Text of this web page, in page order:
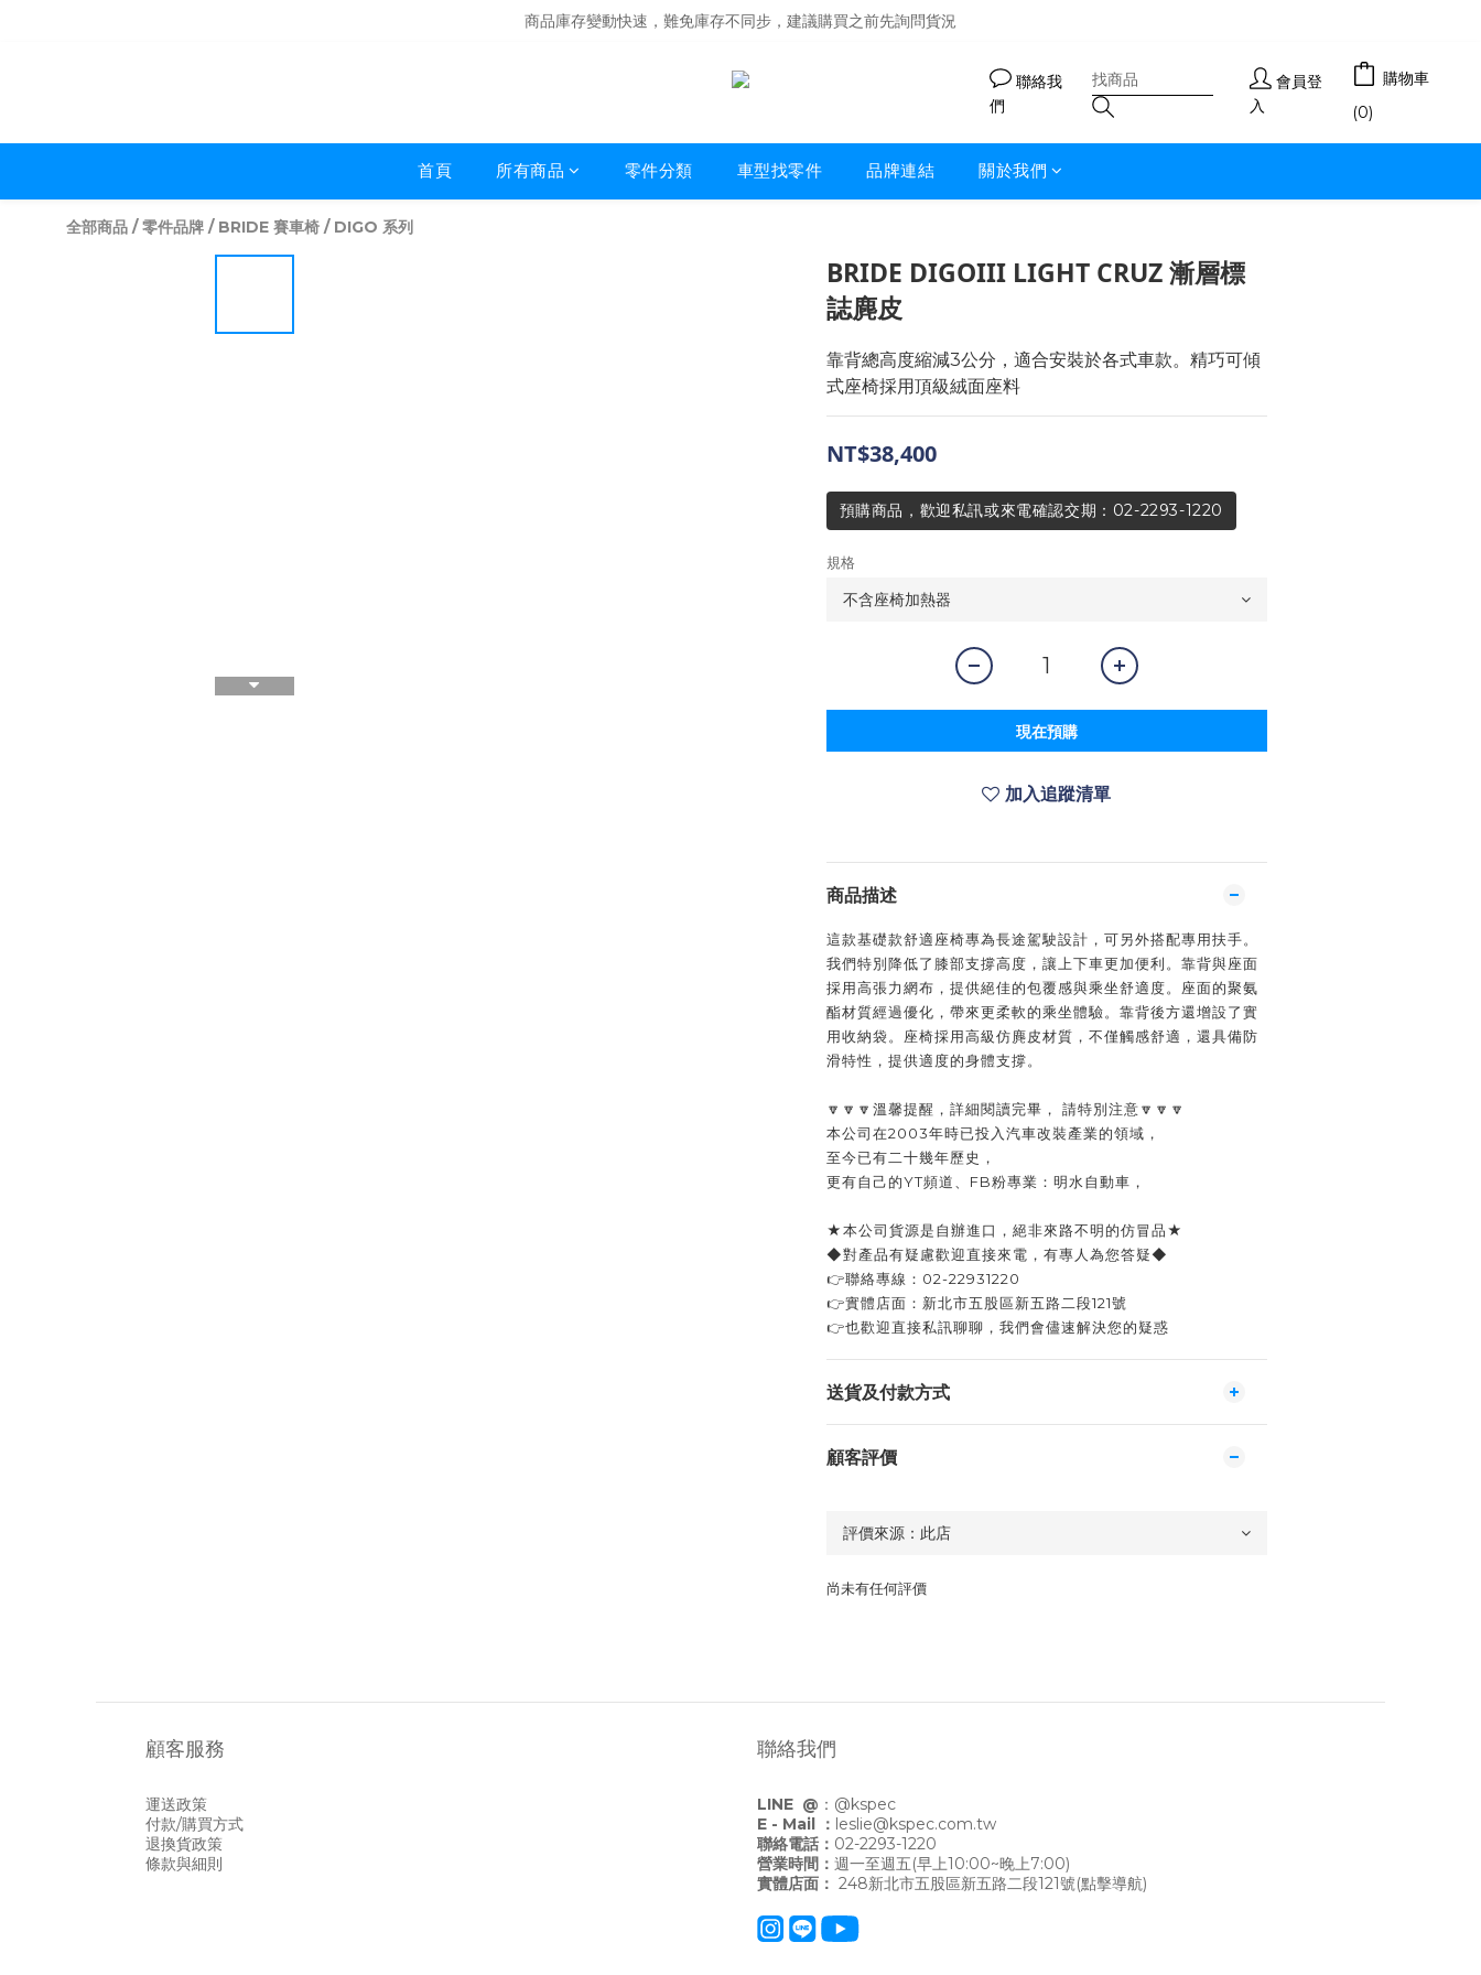
商品庫存變動快速，難免庫存不同步，建議購買之前先詢問貨況
商品庫存變動快速，難免庫存不同步，建議購買之前先詢問貨況
聯絡我
們
會員登
入
購物車
(0)
首頁 所有商品 零件分類 車型找零件 品牌連結 關於我們
全部商品 /零件品牌 / BRIDE 賽車椅 / DIGO 系列
BRIDE DIGOIII LIGHT CRUZ 漸層標
誌麂皮
靠背總高度縮減3公分，適合安裝於各式車款。精巧可傾
式座椅採用頂級絨面座料
NT$38,400
預購商品，歡迎私訊或來電確認交期：02-2293-1220
規格
現在預購
加入追蹤清單
商品描述
這款基礎款舒適座椅專為長途駕駛設計，可另外搭配專用扶手。
我們特別降低了膝部支撐高度，讓上下車更加便利。靠背與座面
採用高張力網布，提供絕佳的包覆感與乘坐舒適度。座面的聚氨
酯材質經過優化，帶來更柔軟的乘坐體驗。靠背後方還增設了實
用收納袋。座椅採用高級仿麂皮材質，不僅觸感舒適，還具備防
滑特性，提供適度的身體支撐。
🔽🔽🔽溫馨提醒，詳細閱讀完畢， 請特別注意🔽🔽🔽
本公司在2003年時已投入汽車改裝產業的領域，
至今已有二十幾年歷史，
更有自己的YT頻道、FB粉專業：明水自動車，
★本公司貨源是自辦進口，絕非來路不明的仿冒品★
◆對產品有疑慮歡迎直接來電，有專人為您答疑◆
👉聯絡專線：02-22931220
👉實體店面：新北市五股區新五路二段121號
👉也歡迎直接私訊聊聊，我們會儘速解決您的疑惑
送貨及付款方式
顧客評價
尚未有任何評價
顧客服務
運送政策
付款/購買方式
退換貨政策
條款與細則
聯絡我們
LINE @ ： @kspec
E - Mail ： leslie@kspec.com.tw
聯絡電話： 02-2293-1220
營業時間： 週一至週五(早上10:00~晚上7:00)
實體店面： 248新北市五股區新五路二段121號(點擊導航)